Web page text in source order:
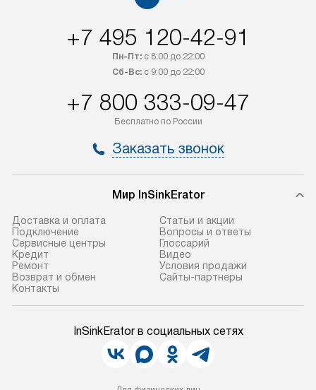
+7 495 120-42-91
Пн-Пт:с 8:00 до 22:00
Сб-Вс:с 9:00 до 22:00
+7 800 333-09-47
Бесплатно по России
Заказать звонок
Мир InSinkErator
Доставка и оплата
Подключение
Сервисные центры
Кредит
Ремонт
Возврат и обмен
Контакты
Статьи и акции
Вопросы и ответы
Глоссарий
Видео
Условия продажи
Сайты-партнеры
InSinkErator в социальных сетях